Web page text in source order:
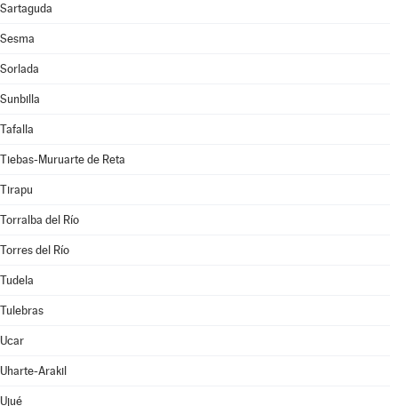
Sartaguda
Sesma
Sorlada
Sunbilla
Tafalla
Tiebas-Muruarte de Reta
Tirapu
Torralba del Río
Torres del Río
Tudela
Tulebras
Ucar
Uharte-Arakil
Ujué